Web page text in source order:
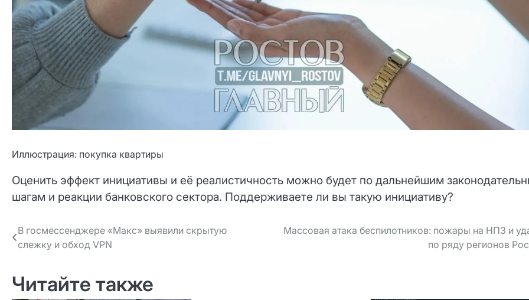
Иллюстрация: покупка квартиры
Оценить эффект инициативы и её реалистичность можно будет по дальнейшим
шагам и реакции банковского сектора. Поддерживаете ли вы такую инициативу?
Навигация
по записям
В госмессенджере «Макс» выявили скрытую
слежку и обход VPN
Массовая атака беспилотников: пожары на НПЗ и
по ряду регионов
Читайте также